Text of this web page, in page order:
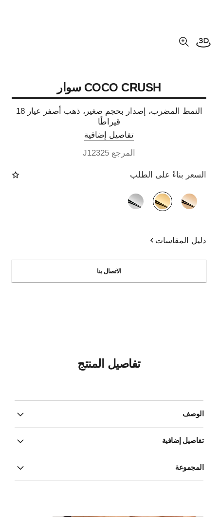
فتح العرض ثلاثي الأبعاد
عرض مكبّر عن الصورة
COCO CRUSH سوار
النمط المضرب، إصدار بحجم صغير، ذهب أصفر عيار 18
قيراطًا
تفاصيل إضافية
المرجع J12325
السعر بناءً على الطلب
الصيغة البديلة(3)
دليل المقاسات
الاتصال بنا
تفاصيل المنتج
الوصف
تفاصيل إضافية
المجموعة